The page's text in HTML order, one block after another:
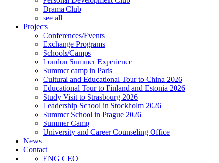
Drama Club
see all
Projects
Conferences/Events
Exchange Programs
Schools/Camps
London Summer Experience
Summer camp in Paris
Cultural and Educational Tour to China 2026
Educational Tour to Finland and Estonia 2026
Study Visit to Strasbourg 2026
Leadership School in Stockholm 2026
Summer School in Prague 2026
Summer Camp
University and Career Counseling Office
News
Contact
ENG GEO